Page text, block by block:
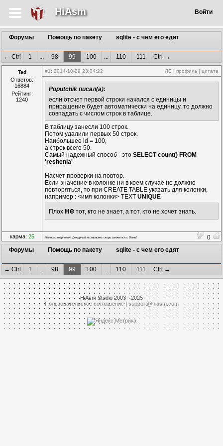
HiAsm Войти
Форумы Помощь по пакету sqlite - с чем его едят
← Ctrl 1 ... 98 99 100 ... 110 111 Ctrl →
Tad
Ответов:
16884
Рейтинг:
1240
#1 : 2014-10-29 23:04:22 ЛС | профиль | цитата
Poputchik писал(а):
если отсчет первой строки начался с единицы и
приращение будет автоматически на единицу, то должно
совпадать с числом строк в таблице.
В таблицу занесли 100 строк.
Потом удалили первых 50 строк.
Наибольшее id = 100,
а строк всего 50.
Самый надежный способ - это SELECT count() FROM
'reshenia'
Насчет проверки на повтор.
Если значение в колонке ни в коем случае не должно
повторяться, то при CREATE TABLE указать для колонки,
например : <имя колонки> TEXT UNIQUE
Плох не тот, кто не знает, а тот, кто не хочет знать.
карма: 25 Немного терпения! Дежурный экстрасенс скоро свяжется с Вами!
0
Форумы
Помощь по пакету sqlite - с чем его едят
← Ctrl 1 ... 98 99 100 ... 110 111 Ctrl →
HiAsm Studio 2003 - 2025
Пользовательское соглашение| support@hiasm.com